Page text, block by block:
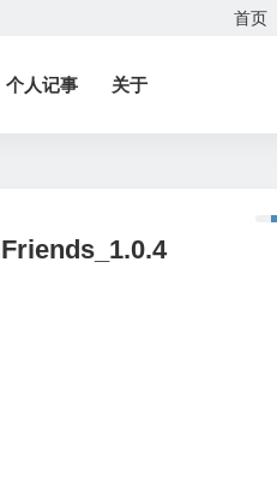
首页
个人记事 关于